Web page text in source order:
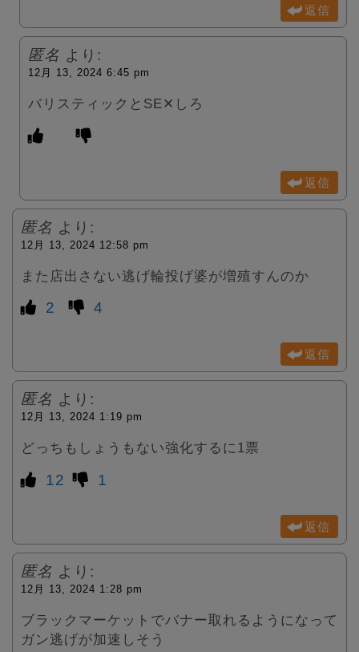
返信
匿名 より:
12月 13, 2024 6:45 pm
バリスティックとSE✕しろ
返信
匿名 より:
12月 13, 2024 12:58 pm
また店出さない逃げ輪投げ婆が増殖すんのか
2 4
返信
匿名 より:
12月 13, 2024 1:19 pm
どっちもしょうもない強化するに1票
12 1
返信
匿名 より:
12月 13, 2024 1:28 pm
ブラックマーケットでバナー取れるようになって
ガン逃げが加速しそう